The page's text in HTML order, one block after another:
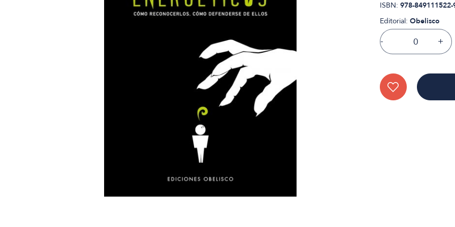
ISBN: 978-849111522-
Editorial: Obelisco
- +